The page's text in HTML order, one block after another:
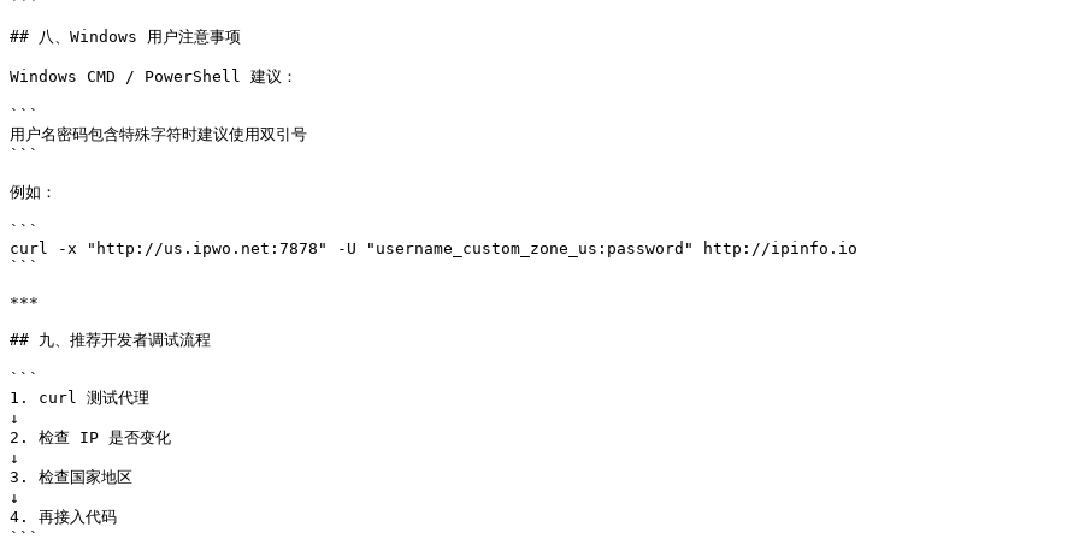
## 八、Windows 用户注意事项
Windows CMD / PowerShell 建议：
```
用户名密码包含特殊字符时建议使用双引号
```
例如：
```
curl -x "http://us.ipwo.net:7878" -U "username_custom_zone_us:password" http://ipinfo.io
```
***
## 九、推荐开发者调试流程
```
1. curl 测试代理
↓
2. 检查 IP 是否变化
↓
3. 检查国家地区
↓
4. 再接入代码